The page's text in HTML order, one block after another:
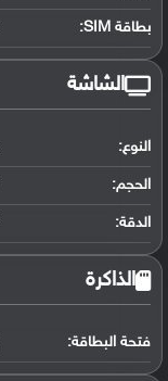
بطاقة SIM:
الشاشة
النوع:
الحجم:
الدقة:
الذاكرة
فتحة البطاقة: